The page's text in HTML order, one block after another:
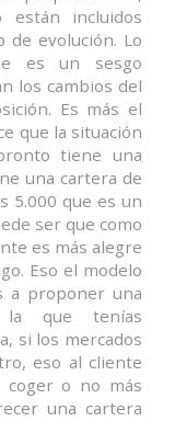
incluidos
de evolución. Lo
es un sesgo
los cambios del
Es más el
que la situación
tiene una
una cartera de
5.000 que es un
ser que como
es más alegre
Eso el modelo
a proponer una
que tenías
si los mercados
eso al cliente
coger o no más
una cartera